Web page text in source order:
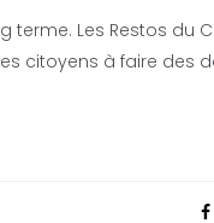
terme. Les Restos du
citoyens à faire des